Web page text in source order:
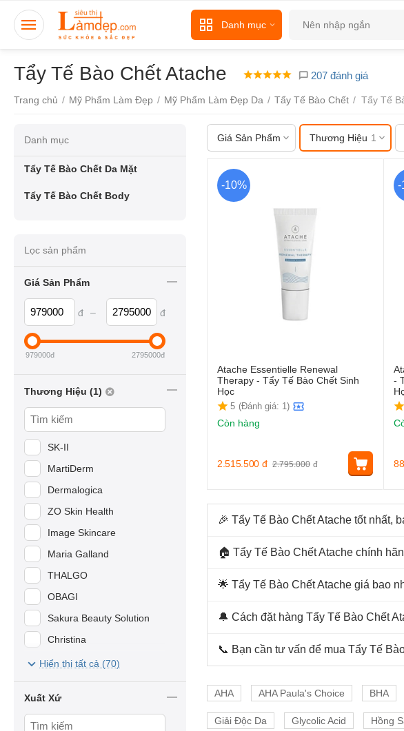
Danh mục
Tẩy Tế Bào Chết Atache 207 đánh giá
Trang chủ / Mỹ Phẩm Làm Đẹp / Mỹ Phẩm Làm Đẹp Da / Tẩy Tế Bào Chết / Tẩy Tế
Giá Sản Phẩm Thương Hiệu 1
🎉 Tẩy Tế Bào Chết Atache tốt nhất,
🏠 Tẩy Tế Bào Chết Atache chính
🌟 Tẩy Tế Bào Chết Atache giá bao
🔔 Cách đặt hàng Tẩy Tế Bào Chết
📞 Bạn cần tư vấn để mua Tẩy Tế
-10%
Atache Essentielle Renewal
Therapy - Tẩy Tế Bào Chết Sinh
Học
5 (Đánh giá: 1)
Còn hàng
2.795.000 đ
2.515.500 đ
-
-
AHA AHA Paula's Choice BHA
Giải Độc Da Glycolic Acid Hồng
Danh mục
Tẩy Tế Bào Chết Da Mặt
Tẩy Tế Bào Chết Body
Lọc sản phẩm
Giá Sản Phẩm
đ – đ
979000đ 2795000đ
Thương Hiệu (1)
SK-II
MartiDerm
Dermalogica
ZO Skin Health
Image Skincare
Maria Galland
THALGO
OBAGI
Sakura Beauty Solution
Christina
Swissline
Dr.Spiller
MD Dermatics
Hiển thị tất cả (70)
Xuất Xứ